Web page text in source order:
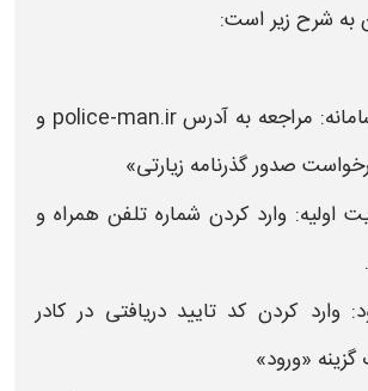
به شرح زیر است:
ورود به سامانه: مراجعه به آدرس police-man.ir و
صدورگذرنامه زیارتی»
اولیه: وارد کردن شماره تلفن همراه و
وارد کردن کد تایید دریافتی در کادر
«ورود»